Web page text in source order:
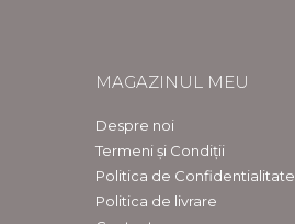
MAGAZINUL MEU
Despre noi
Termeni și Condiții
Politica de Confidentialitate
Politica de livrare